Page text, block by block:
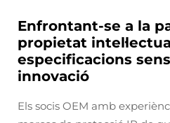
Enfrontant-se a la
propietat
especificacions
innovació
Els socis OEM amb